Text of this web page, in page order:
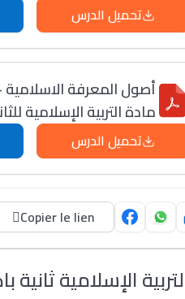
تحميل الدرس
مادة التربية الإسلامية
تحميل الدرس
Copier le lien
الإسلامية ثانية